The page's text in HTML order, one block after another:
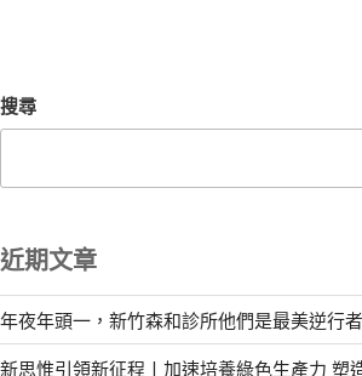
搜尋
近期文章
年夜年頭一，新竹森和診所他們是最美逆行者
新思惟引領新征程丨加速培養綠色生產力 塑